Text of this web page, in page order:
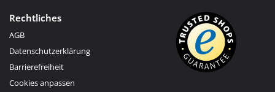
Rechtliches
AGB
Datenschutzerklärung
Barrierefreiheit
Cookies anpassen